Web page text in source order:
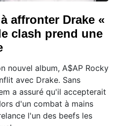
affronter Drake «
clash prend une
nouvel album, A$AP Rocky
avec Drake. Sans
a assuré qu'il accepterait
d'un combat à mains
l'un des beefs les